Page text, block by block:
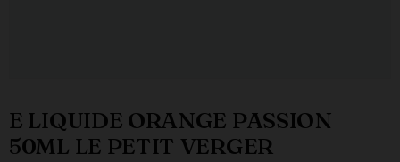
E LIQUIDE ORANGE PASSION
50ML LE PETIT VERGER